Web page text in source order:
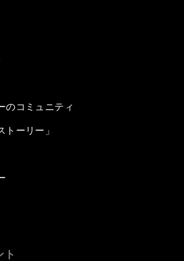
のコミュニティ
トーリー」
ト